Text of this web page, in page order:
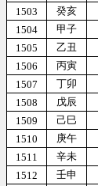
1503
癸亥
1504
甲子
1505
乙丑
1506
丙寅
1507
丁卯
1508
戊辰
1509
己巳
1510
庚午
1511
辛未
1512
壬申